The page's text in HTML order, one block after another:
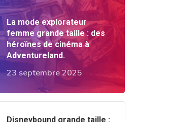
La mode explorateur
femme grande taille : des
héroïnes de cinéma à
Adventureland.
23 septembre 2025
Disneybound grande taille :